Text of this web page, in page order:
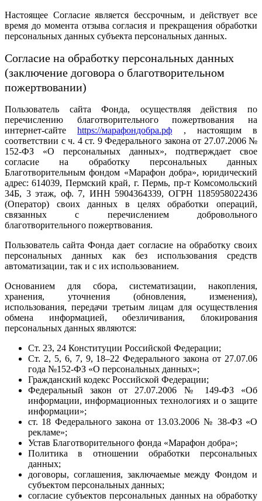
Настоящее Согласие является бессрочным, и действует все
время до момента отзыва согласия и прекращения обработки
персональных данных субъекта персональных данных.
Согласие на обработку персональных данных
(заключение договора о благотворительном
пожертвовании)
Пользователь сайта Фонда, осуществляя действия по
перечислению благотворительного пожертвования на
интернет-сайтеhttps://марафондобра.рф , настоящим в
соответствии с ч. 4 ст. 9 Федерального закона от 27.07.2006 №
152-ФЗ «О персональных данных», подтверждает свое
согласие на обработку персональных данных
Благотворительным фондом «Марафон добра», юридический
адрес: 614039, Пермский край, г. Пермь, пр-т Комсомольский
34Б, 3 этаж, оф. 7, ИНН 5904364339, ОГРН 1185958022436
(Оператор) своих данных в целях обработки операций,
связанных с перечислением добровольного
благотворительного пожертвования.
Пользователь сайта Фонда дает согласие на обработку своих
персональных данных как без использования средств
автоматизации, так и с их использованием.
Основанием для сбора, систематизации, накопления,
хранения, уточнения (обновления, изменения),
использования, передачи третьим лицам для осуществления
обмена информацией, обезличивания, блокирования
персональных данных являются:
Ст. 23, 24 Конституции Российской Федерации;
Ст. 2, 5, 6, 7, 9, 18–22 Федерального закона от 27.07.06
года №152-ФЗ «О персональных данных»;
Гражданский кодекс Российской Федерации;
Федеральный закон от 27.07.2006 № 149-ФЗ «Об
информации, информационных технологиях и о защите
информации»;
ст. 18 Федерального закона от 13.03.2006 № 38-ФЗ «О
рекламе»;
Устав Благотворительного фонда «Марафон добра»;
Политика в отношении обработки персональных
данных;
договоры, соглашения, заключаемые между Фондом и
субъектом персональных данных;
согласие субъектов персональных данных на обработку